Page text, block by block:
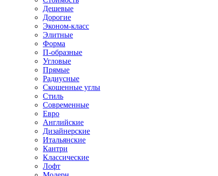
Дешевые
Дорогие
Эконом-класс
Элитные
Форма
П-образные
Угловые
Прямые
Радиусные
Скошенные углы
Стиль
Современные
Евро
Английские
Дизайнерские
Итальянские
Кантри
Классические
Лофт